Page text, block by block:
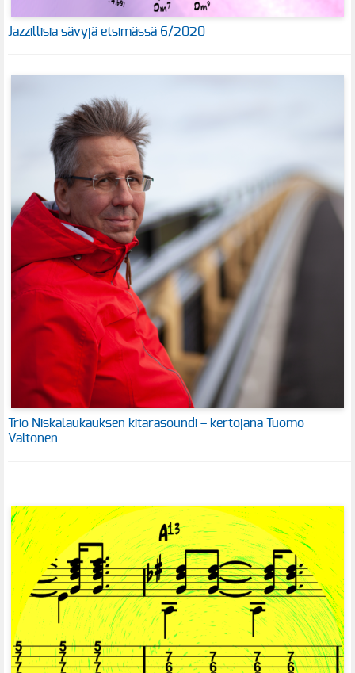
Jazzillisia sävyjä etsimässä 6/2020
Trio Niskalaukauksen kitarasoundi – kertojana Tuomo
Valtonen